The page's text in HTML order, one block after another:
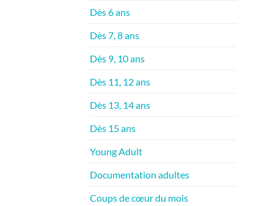
Dès 6 ans
Dès 7, 8 ans
Dès 9, 10 ans
Dès 11, 12 ans
Dès 13, 14 ans
Dès 15 ans
Young Adult
Documentation adultes
Coups de cœur du mois